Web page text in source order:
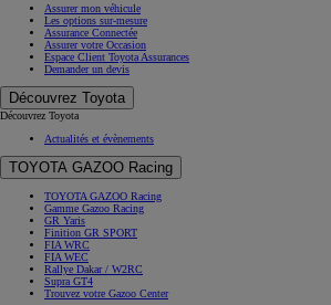
Assurer mon véhicule
Les options sur-mesure
Assurance Connectée
Assurer votre Occasion
Espace Client Toyota Assurances
Demander un devis
Découvrez Toyota
Découvrez Toyota
Actualités et évènements
TOYOTA GAZOO Racing
TOYOTA GAZOO Racing
Gamme Gazoo Racing
GR Yaris
Finition GR SPORT
FIA WRC
FIA WEC
Rallye Dakar / W2RC
Supra GT4
Trouvez votre Gazoo Center